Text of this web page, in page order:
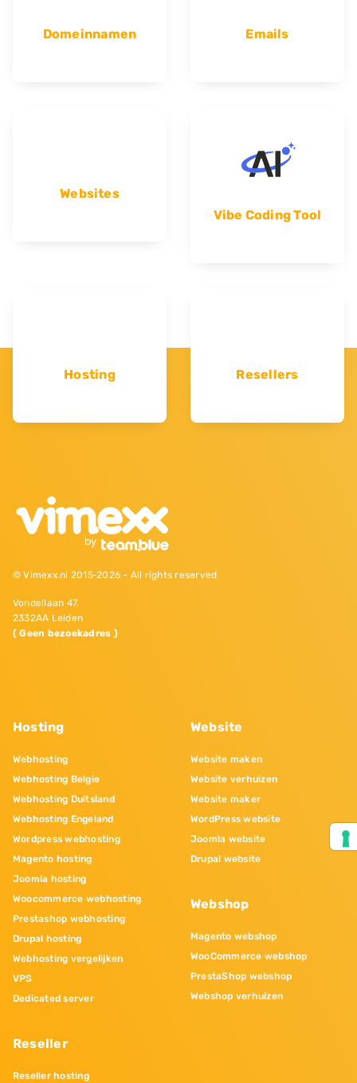
Domeinnamen Emails
Websites
Vibe Coding Tool
Hosting Resellers
© Vimexx.nl 2015‐2026 - All rights reserved
Vondellaan 47,
2332AA Leiden
( Geen bezoekadres )
Hosting
Webhosting
Webhosting Belgie
Webhosting Duitsland
Webhosting Engeland
Wordpress webhosting
Magento hosting
Joomla hosting
Woocommerce webhosting
Prestashop webhosting
Drupal hosting
Webhosting vergelijken
VPS
Dedicated server
Reseller
Reseller hosting
Website
Website maken
Website verhuizen
Website maker
WordPress website
Joomla website
Drupal website
Webshop
Magento webshop
WooCommerce webshop
PrestaShop webshop
Webshop verhuizen